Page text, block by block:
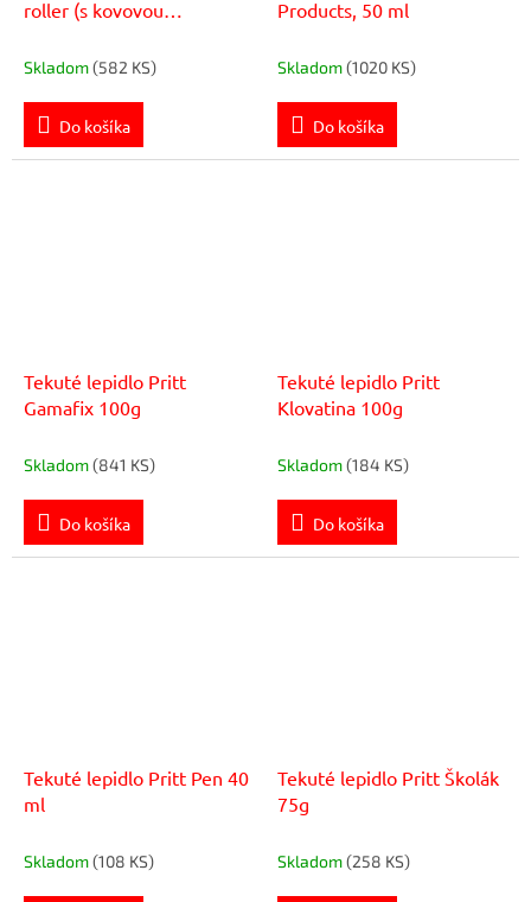
roller (s kovovou
Skladom(582 KS)
Do košíka
Products, 50 ml
Skladom(1020 KS)
Do košíka
Tekuté lepidlo Pritt
Gamafix 100g
Skladom(841 KS)
Do košíka
Tekuté lepidlo Pritt
Klovatina 100g
Skladom(184 KS)
Do košíka
Tekuté lepidlo Pritt Pen 40
ml
Skladom(108 KS)
Tekuté lepidlo Pritt Školák
75g
Skladom(258 KS)